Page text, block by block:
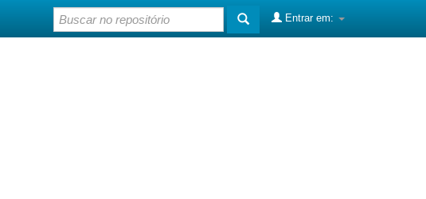
Entrar em: